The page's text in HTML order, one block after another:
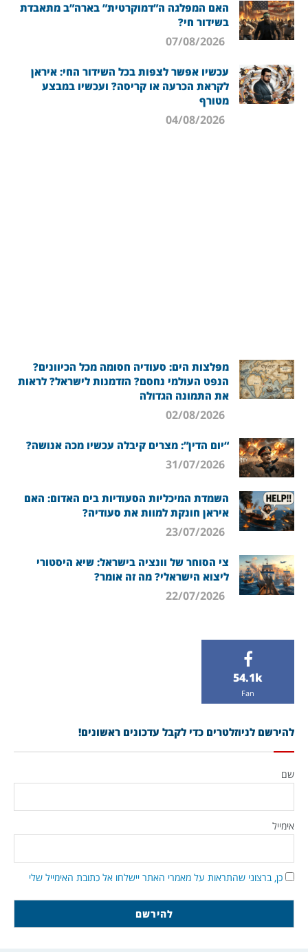
האם המפלגה ה”דמוקרטית” בארה”ב מתאבדת
בשידור חי?
עכשיו אפשר לצפות בכל השידור החי: איראן
לקראת הכרעה או קריסה? ועכשיו במבצע
מטורף
מפלצות הים: סעודיה חסומה מכל הכיוונים?
הנפט העולמי נחסם? הזדמנות לישראל? לראות
את התמונה הגדולה
“יום הדין”: מצרים קיבלה עכשיו מכה אנושה?
השמדת המיכליות הסעודיות בים האדום: האם
איראן חונקת למוות את סעודיה?
צי הסוחר של וונציה בישראל: שיא היסטורי
ליצוא הישראלי? מה זה אומר?
54.1k
Fan
להירשם לניוזלטרים כדי לקבל עדכונים ראשונים!
שם
אימייל
כן, ברצוני שהתראות על מאמרי האתר יישלחו אל כתובת האימייל שלי